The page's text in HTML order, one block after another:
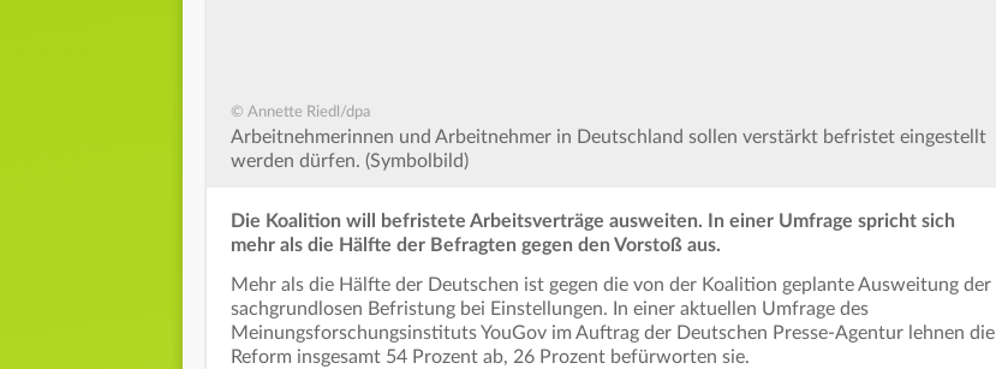
© Annette Riedl/dpa
Arbeitnehmerinnen und Arbeitnehmer in Deutschland sollen verstärkt befristet eingestellt
werden dürfen. (Symbolbild)
Die Koalition will befristete Arbeitsverträge ausweiten. In einer Umfrage spricht sich
mehr als die Hälfte der Befragten gegen den Vorstoß aus.
Mehr als die Hälfte der Deutschen ist gegen die von der Koalition geplante Ausweitung der
sachgrundlosen Befristung bei Einstellungen. In einer aktuellen Umfrage des
Meinungsforschungsinstituts YouGov im Auftrag der Deutschen Presse-Agentur lehnen die
Reform insgesamt 54 Prozent ab, 26 Prozent befürworten sie.